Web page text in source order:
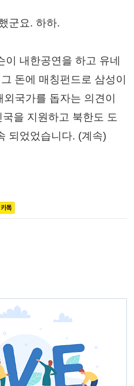
군요. 하하.
이 내한공연을 하고 유네
돈에 매칭펀드로 삼성이
국가를 돕자는 의견이
을 지원하고 북한도 도
되었었습니다. (계속)